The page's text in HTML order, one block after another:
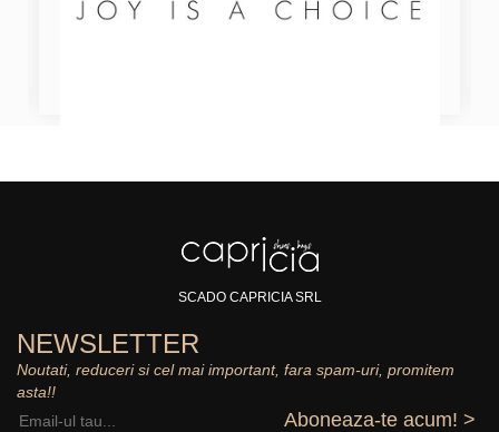
SCADO CAPRICIA SRL
NEWSLETTER
Noutati, reduceri si cel mai important, fara spam-uri, promitem
asta!!
Aboneaza-te acum! >